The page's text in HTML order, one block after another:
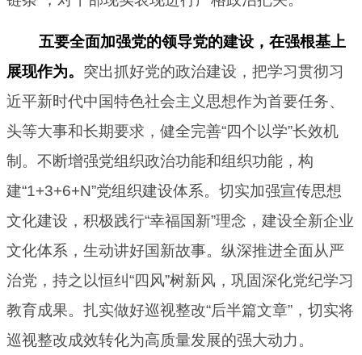
五要全面加强党的领导党的建设，在强根基上
展现作为。 突出抓好党的政治建设，把学习贯彻习
近平新时代中国特色社会主义思想作为首要任务、
头等大事和长期要求，健全完善“四个以学”长效机
制。不断增强党组织政治功能和组织功能，构
建“1+3+6+N”党组织建设体系。切实加强宣传思想
文化建设，积极践行“幸福国新”理念，建设全新企业
文化体系，生动讲好国新故事。纵深推进全面从严
治党，持之以恒纠“四风”树新风，巩固深化党纪学习
教育成果。扎实做好巡视整改“后半篇文章”，切实将
巡视整改成效转化为高质量发展的强大动力。